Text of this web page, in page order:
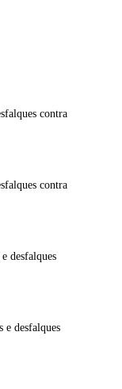
contra
contra
desfalques
e desfalques